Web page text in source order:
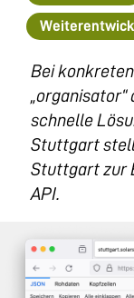
Bei
schnelle
Stuttgart
Stuttgart zur
API.